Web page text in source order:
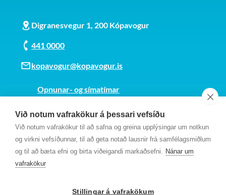
Við notum vafrakökur á þessari vefsíðu
Við notum vafrakökur til að safna og greina upplýsingar um notkun
og virkni vefsíðunnar, til að geta notað lausnir frá samfélagsmiðlum
og til að bæta efni og birta viðeigandi markaðsefni. Nánar um
vafrakökur
Stillingar á vafrakökum
Digranesvegur 1, 200 Kópavogur
441 0000
kopavogur@kopavogur.is
Opnunar- og símatímar
Kt. 700169-3759
Fundarmannagátt